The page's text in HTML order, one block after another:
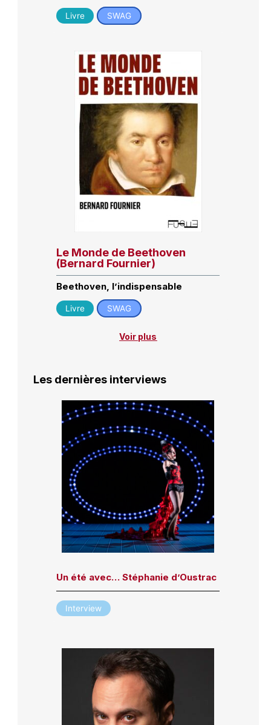
Livre SWAG
Le Monde de Beethoven
(Bernard Fournier)
Beethoven, l’indispensable
Livre SWAG
Voir plus
Les dernières interviews
Un été avec… Stéphanie d’Oustrac
Interview